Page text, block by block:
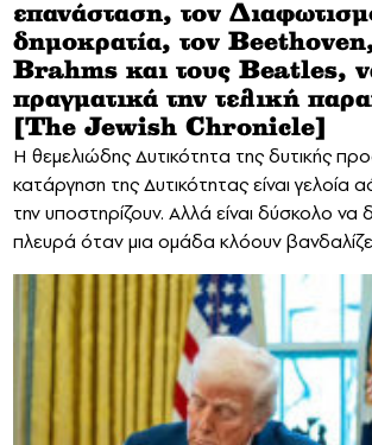
επανάσταση, τον
δημοκρατία, τον
Brahms και τους Beatles,
πραγματικά την τελική
[The Jewish Chronicle]
Η θεμελιώδης Δυτικότητα της δυτικής
κατάργηση της Δυτικότητας είναι
την υποστηρίζουν. Αλλά είναι δύσκολο να
πλευρά όταν μια ομάδα κλόουν